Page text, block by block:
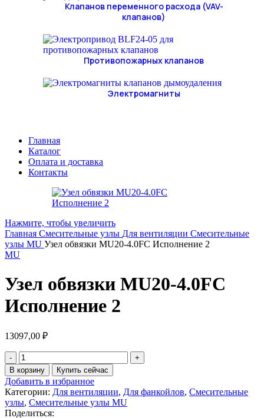
Клапанов переменного расхода (VAV-
клапанов)
Противопожарных клапанов
Электромагниты
Главная
Каталог
Оплата и доставка
Контакты
Нажмите, чтобы увеличить
Главная Смесительные узлы Для вентиляции Смесительные
узлы MU Узел обвязки MU20-4.0FC Исполнение 2
MU
Узел обвязки MU20-4.0FC
Исполнение 2
13097,00 ₽
В корзину Купить сейчас
Добавить в избранное
Категории: Для вентиляции, Для фанкойлов, Смесительные
узлы, Смесительные узлы MU
Поделиться: